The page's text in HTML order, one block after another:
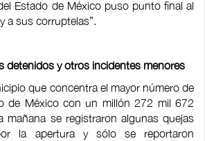
Estado de México puso punto final al
a sus corruptelas”.
detenidos y otros incidentes menores
que concentra el mayor número de
de México con un millón 272 mil 672
mañana se registraron algunas quejas
la apertura y sólo se reportaron